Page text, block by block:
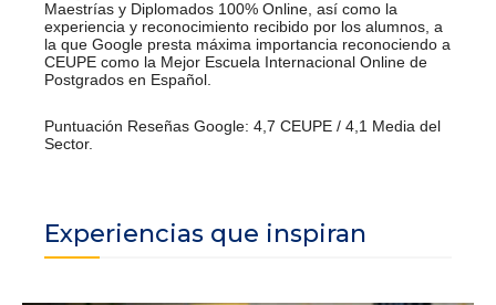
Maestrías y Diplomados 100% Online, así como la
experiencia y reconocimiento recibido por los alumnos, a
la que Google presta máxima importancia reconociendo a
CEUPE como la Mejor Escuela Internacional Online de
Postgrados en Español.
Puntuación Reseñas Google: 4,7 CEUPE / 4,1 Media del
Sector.
Experiencias que inspiran